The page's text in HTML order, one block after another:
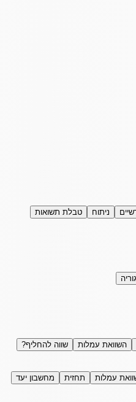
ניתוח טבלת תשואות
השוואת עמלות שווה להחליף?
עמלות תחזית
מחשבון יעד